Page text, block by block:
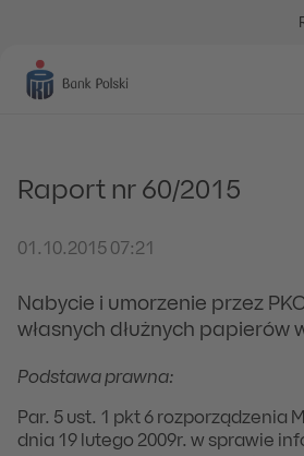
Raport nr 60/2015
01.10.2015 07:21
Nabycie i umorzenie przez
własnych dłużnych papierów
Podstawa prawna:
Par. 5 ust. 1 pkt 6 rozporządzenia
dnia 19 lutego 2009r. w sprawie